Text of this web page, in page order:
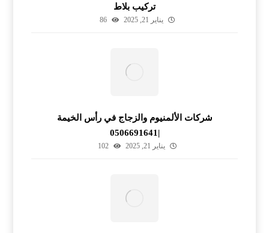
تركيب بلاط
يناير 21, 2025 86
شركات الألمنيوم والزجاج في رأس الخيمة
|0506691641
يناير 21, 2025 102